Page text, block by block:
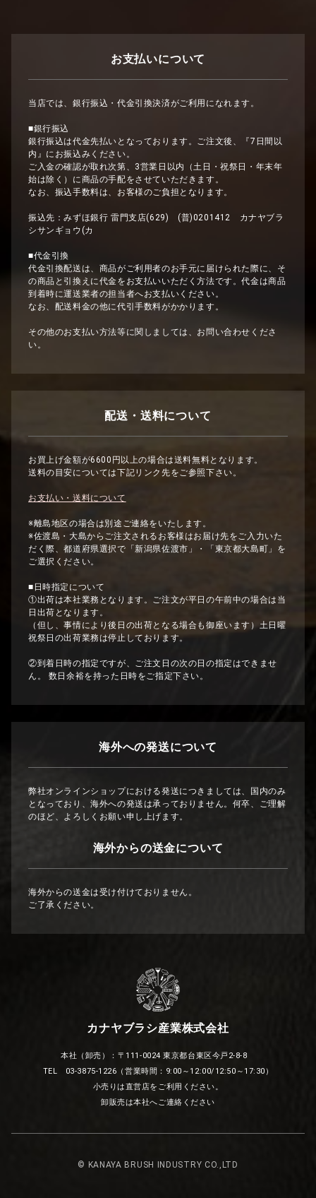
お支払いについて
当店では、銀行振込・代金引換決済がご利用になれます。
■銀行振込
銀行振込は代金先払いとなっております。ご注文後、『7日間以
内』にお振込みください。
ご入金の確認が取れ次第、3営業日以内（土日・祝祭日・年末年
始は除く）に商品の手配をさせていただきます。
なお、振込手数料は、お客様のご負担となります。
振込先：みずほ銀行 雷門支店(629) (普)0201412 カナヤブラ
シサンギョウ(カ
■代金引換
代金引換配送は、商品がご利用者のお手元に届けられた際に、そ
の商品と引換えに代金をお支払いいただく方法です。代金は商品
到着時に運送業者の担当者へお支払いください。
なお、配送料金の他に代引手数料がかかります。
その他のお支払い方法等に関しましては、お問い合わせくださ
い。
配送・送料について
お買上げ金額が6600円以上の場合は送料無料となります。
送料の目安については下記リンク先をご参照下さい。
お支払い・送料について
※離島地区の場合は別途ご連絡をいたします。
※佐渡島・大島からご注文されるお客様はお届け先をご入力いた
だく際、都道府県選択で「新潟県佐渡市」・「東京都大島町」を
ご選択ください。
■日時指定について
①出荷は本社業務となります。ご注文が平日の午前中の場合は当
日出荷となります。
（但し、事情により後日の出荷となる場合も御座います）土日曜
祝祭日の出荷業務は停止しております。
②到着日時の指定ですが、ご注文日の次の日の指定はできませ
ん。 数日余裕を持った日時をご指定下さい。
海外への発送について
弊社オンラインショップにおける発送につきましては、国内のみ
となっており、海外への発送は承っておりません。何卒、ご理解
のほど、よろしくお願い申し上げます。
海外からの送金について
海外からの送金は受け付けておりません。
ご了承ください。
カナヤブラシ産業株式会社
本社（卸売）：〒111-0024 東京都台東区今戸2-8-8
TEL 03-3875-1226（営業時間：9:00～12:00/12:50～17:30）
小売りは直営店をご利用ください。
卸販売は本社へご連絡ください
© KANAYA BRUSH INDUSTRY CO.,LTD